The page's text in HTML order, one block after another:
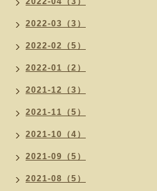
2022-03（3）
2022-02（5）
2022-01（2）
2021-12（3）
2021-11（5）
2021-10（4）
2021-09（5）
2021-08（5）